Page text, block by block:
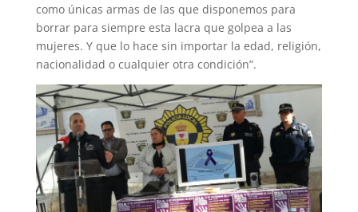
como únicas armas de las que disponemos para
borrar para siempre esta lacra que golpea a las
mujeres. Y que lo hace sin importar la edad, religión,
nacionalidad o cualquier otra condición”.